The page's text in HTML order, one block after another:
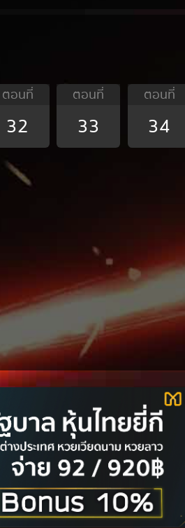
ตอนที่
32
ตอนที่
33
ตอนที่
34